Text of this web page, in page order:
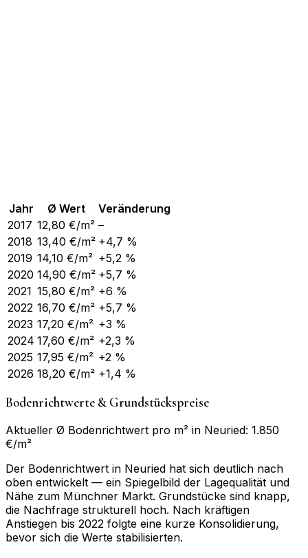
Jahr Ø Wert
Veränderung
2017 12,80 €/m² –
2018 13,40 €/m² +4,7 %
2019 14,10 €/m² +5,2 %
2020 14,90 €/m² +5,7 %
2021 15,80 €/m² +6 %
2022 16,70 €/m² +5,7 %
2023 17,20 €/m² +3 %
2024 17,60 €/m² +2,3 %
2025 17,95 €/m² +2 %
2026 18,20 €/m² +1,4 %
Bodenrichtwerte & Grundstückspreise
Aktueller Ø Bodenrichtwert pro m² in Neuried: 1.850
€/m²
Der Bodenrichtwert in Neuried hat sich deutlich nach
oben entwickelt — ein Spiegelbild der Lagequalität und
Nähe zum Münchner Markt. Grundstücke sind knapp,
die Nachfrage strukturell hoch. Nach kräftigen
Anstiegen bis 2022 folgte eine kurze Konsolidierung,
bevor sich die Werte stabilisierten.